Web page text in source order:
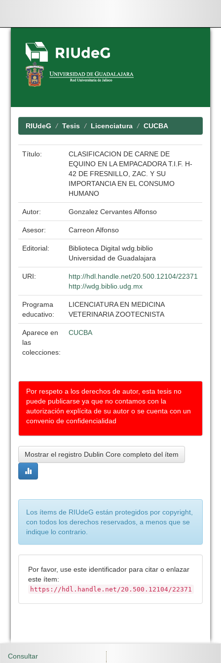
Skip
navigation
RIUdeG Tesis Licenciatura CUCBA
Título:
CLASIFICACION DE CARNE DE
EQUINO EN LA EMPACADORA T.I.F. H-
42 DE FRESNILLO, ZAC. Y SU
IMPORTANCIA EN EL CONSUMO
HUMANO
Autor: Gonzalez Cervantes Alfonso
Asesor: Carreon Alfonso
Editorial:
Biblioteca Digital wdg.biblio
Universidad de Guadalajara
URI:
http://hdl.handle.net/20.500.12104/22371
http://wdg.biblio.udg.mx
Programa
educativo:
LICENCIATURA EN MEDICINA
VETERINARIA ZOOTECNISTA
Aparece en
las
colecciones:
CUCBA
Por respeto a los derechos de autor, esta tesis no
puede publicarse ya que no contamos con la
autorización explícita de su autor o se cuenta con un
convenio de confidencialidad
Mostrar el registro Dublin Core completo del ítem
Los ítems de RIUdeG están protegidos por copyright,
con todos los derechos reservados, a menos que se
indique lo contrario.
Por favor, use este identificador para citar o enlazar
este ítem:
https://hdl.handle.net/20.500.12104/22371
Consultar